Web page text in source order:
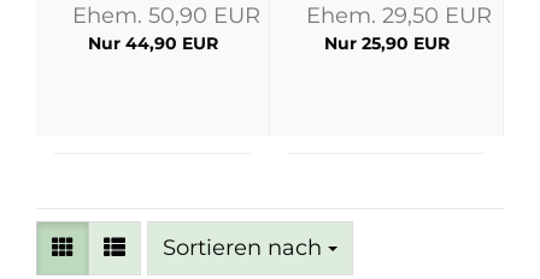
Ehem. 50,90 EUR
Nur 44,90 EUR
Ehem. 29,50 EUR
Nur 25,90 EUR
Sortieren nach
Sortieren nach